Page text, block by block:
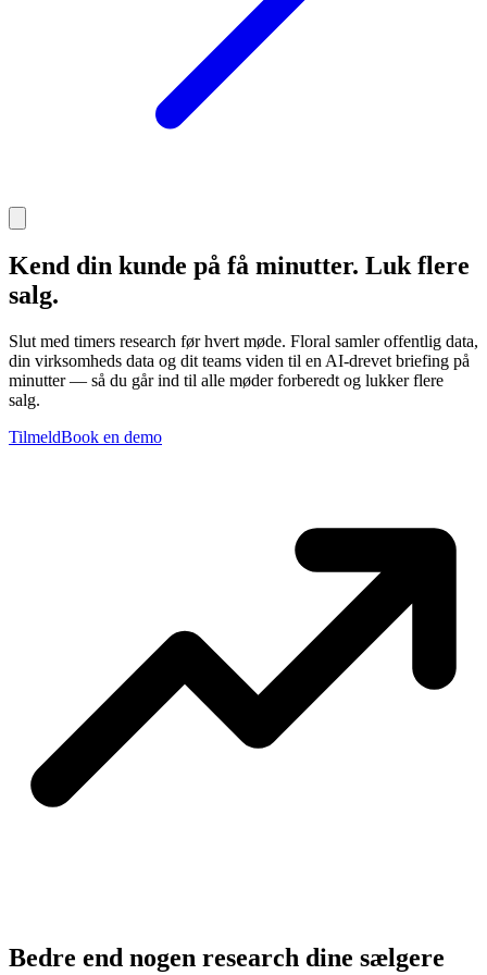
Kend din kunde på få minutter. Luk flere
salg.
Slut med timers research før hvert møde. Floral samler offentlig data,
din virksomheds data og dit teams viden til en AI-drevet briefing på
minutter — så du går ind til alle møder forberedt og lukker flere
salg.
TilmeldBook en demo
Bedre end nogen research dine sælgere